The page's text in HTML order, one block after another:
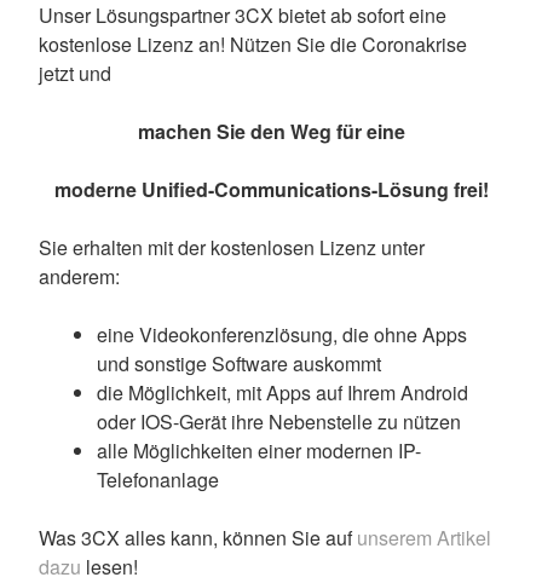
Unser Lösungspartner 3CX bietet ab sofort eine
kostenlose Lizenz an! Nützen Sie die Coronakrise
jetzt und
machen Sie den Weg füreine
moderne Unified-Communications-Lösung frei!
Sie erhalten mit der kostenlosen Lizenz unter
anderem:
eine Videokonferenzlösung, die ohne Apps
und sonstige Software auskommt
die Möglichkeit, mit Apps auf Ihrem Android
oder IOS-Gerät ihre Nebenstelle zu nützen
alle Möglichkeiten einer modernen IP-
Telefonanlage
Was 3CX alles kann, können Sie aufunserem Artikel
dazu lesen!